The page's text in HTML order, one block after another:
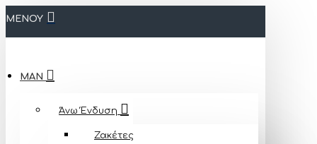
ΜΕΝΟΥ
MAN
Άνω Ένδυση
Ζακέτες